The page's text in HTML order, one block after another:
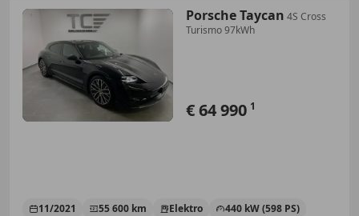
Porsche Taycan 4S Cross
Turismo 97kWh
€ 64 990 1
11/2021 55 600 km Elektro
440 kW (598 PS)